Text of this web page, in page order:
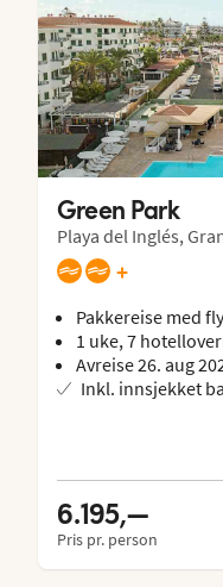
Green Park
Playa del Inglés,
+
Pakkereise med
1 uke, 7
Avreise 26. aug
Inkl. innsjekket
6.195,—
Pris pr. person